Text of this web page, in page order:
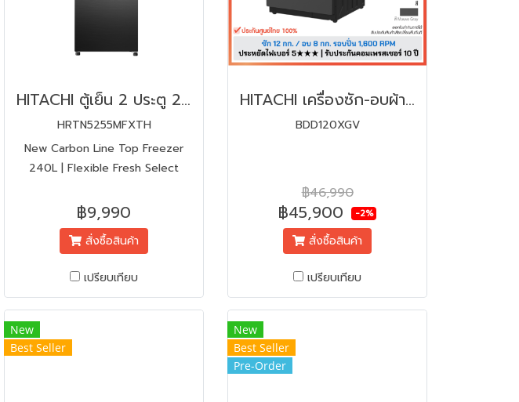
HITACHI ตู้เย็น 2 ประตู 240L. รุ่น HRTN5255MFXTH 8.5 คิว | NEW 2024
HRTN5255MFXTH
New Carbon Line Top Freezer
240L | Flexible Fresh Select
Filter
฿9,990
สั่งซื้อสินค้า
เปรียบเทียบ
HITACHI เครื่องซัก-อบผ้าฝาหน้า 12/8 KG รุ่น BDD120XGV | INVERTER
BDD120XGV
฿46,990
฿45,900 -2%
สั่งซื้อสินค้า
เปรียบเทียบ
New
Best Seller
New
Best Seller
Pre-Order